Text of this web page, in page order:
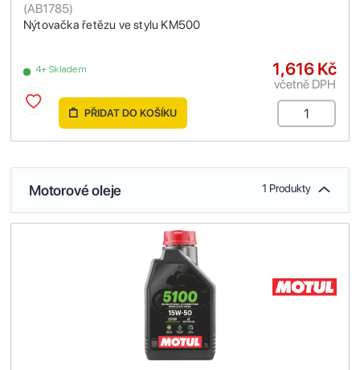
Nýtovačka řetězu ve stylu KM500
(AB1785)
4+ Skladem 1,616 Kč
včetně DPH
PŘIDAT DO KOŠÍKU
Motorové oleje 1 Produkty